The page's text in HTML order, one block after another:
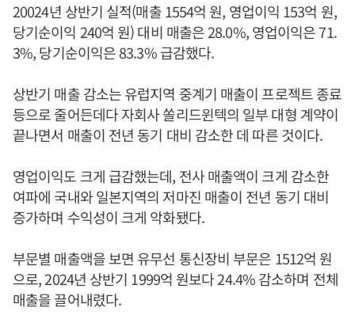
20024년 상반기 실적(매출 1554억 원, 영업이익 153억 원,
당기순이익 240억 원) 대비 매출은 28.0%, 영업이익은 71.
3%, 당기순이익은 83.3% 급감했다.
상반기 매출 감소는 유럽지역 중계기 매출이 프로젝트 종료
등으로 줄어든데다 자회사 쏠리드윈텍의 일부 대형 계약이
끝나면서 매출이 전년 동기 대비 감소한 데 따른 것이다.
영업이익도 크게 급감했는데, 전사 매출액이 크게 감소한
여파에 국내와 일본지역의 저마진 매출이 전년 동기 대비
증가하며 수익성이 크게 악화됐다.
부문별 매출액을 보면 유무선 통신장비 부문은 1512억 원
으로, 2024년 상반기 1999억 원보다 24.4% 감소하며 전체
매출을 끌어내렸다.